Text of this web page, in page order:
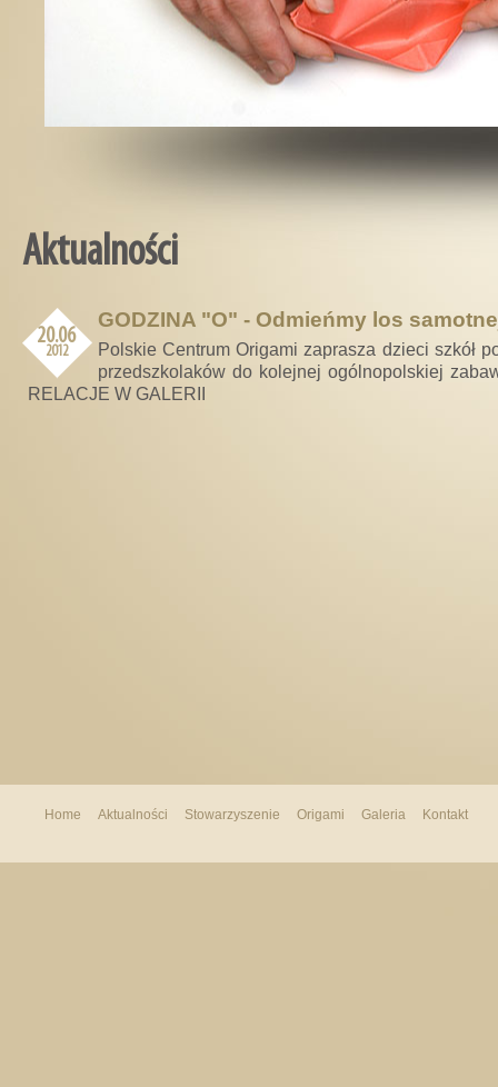
Aktualności
20.06
2012
GODZINA "O" - Odmieńmy los
Polskie Centrum Origami zaprasza dzieci szkół
przedszkolaków do kolejnej ogólnopolskiej
RELACJE W GALERII
Home Aktualności Stowarzyszenie Origami Galeria Kontakt